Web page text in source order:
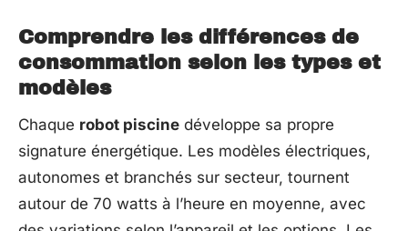
Comprendre les différences de
consommation selon les types et
modèles
Chaque robot piscine développe sa propre
signature énergétique. Les modèles électriques,
autonomes et branchés sur secteur, tournent
autour de 70 watts à l’heure en moyenne, avec